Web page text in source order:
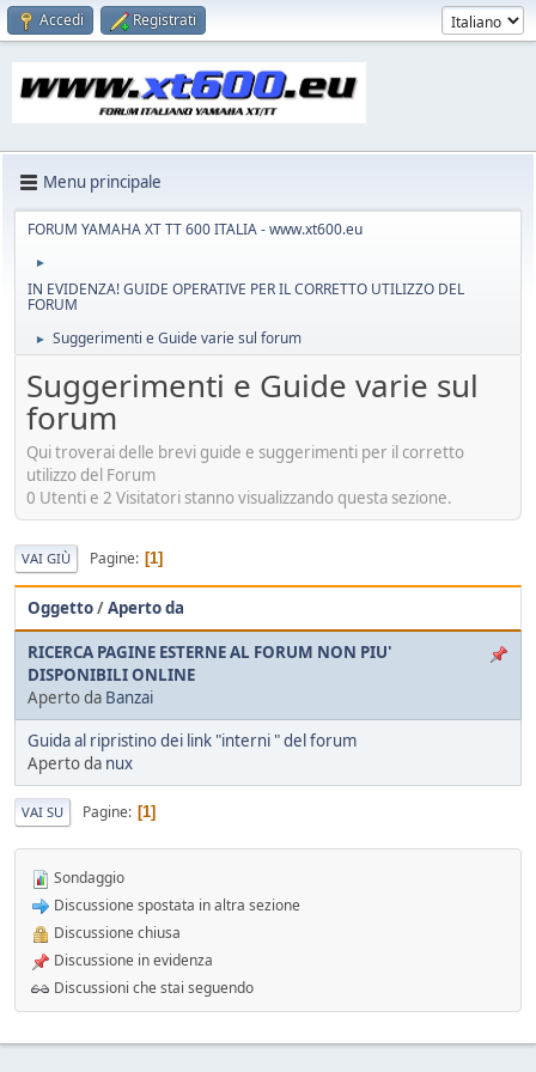
Accedi Registrati
Menu principale
FORUM YAMAHA XT TT 600 ITALIA - www.xt600.eu
►
IN EVIDENZA! GUIDE OPERATIVE PER IL CORRETTO UTILIZZO DEL
FORUM
► Suggerimenti e Guide varie sul forum
Suggerimenti e Guide varie sul
forum
Qui troverai delle brevi guide e suggerimenti per il corretto
utilizzo del Forum
0 Utenti e 2 Visitatori stanno visualizzando questa sezione.
VAI GIÙ Pagine 1
Oggetto/Aperto da
RICERCA PAGINE ESTERNE AL FORUM NON PIU'
DISPONIBILI ONLINE
Aperto da Banzai
Guida al ripristino dei link "interni " del forum
Aperto da nux
VAI SU Pagine 1
Sondaggio
Discussione spostata in altra sezione
Discussione chiusa
Discussione in evidenza
Discussioni che stai seguendo